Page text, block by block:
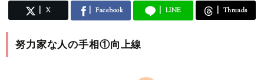
X Facebook LINE Threads
努力家な人の手相①向上線